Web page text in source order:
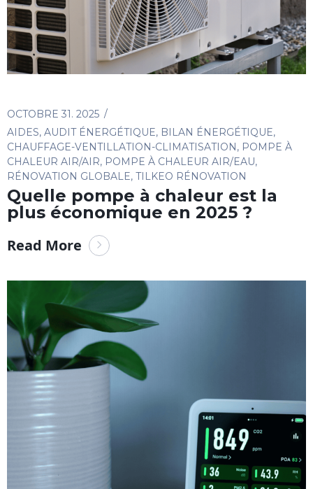
OCTOBRE 31. 2025
AIDES, AUDIT ÉNERGÉTIQUE, BILAN ÉNERGÉTIQUE,
CHAUFFAGE-VENTILLATION-CLIMATISATION, POMPE À
CHALEUR AIR/AIR, POMPE À CHALEUR AIR/EAU,
RÉNOVATION GLOBALE, TILKEO RÉNOVATION
Quelle pompe à chaleur est la
plus économique en 2025 ?
Read More